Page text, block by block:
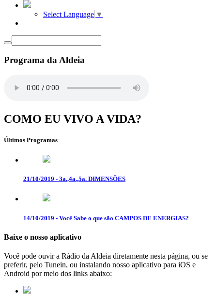
Select Language ▼
Programa da Aldeia
COMO EU VIVO A VIDA?
Últimos Programas
21/10/2019 - 3a.,4a.,5a. DIMENSÕES
14/10/2019 - Você Sabe o que são CAMPOS DE ENERGIAS?
Baixe o nosso aplicativo
Você pode ouvir a Rádio da Aldeia diretamente nesta página, ou se
preferir, pelo Tunein, ou instalando nosso aplicativo para iOS e
Android por meio dos links abaixo: